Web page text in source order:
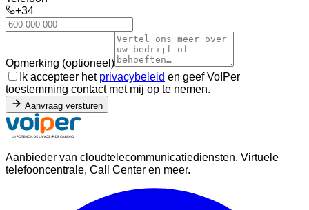
+34
Opmerking (optioneel)
Ik accepteer het privacybeleid en geef VoIPer
toestemming contact met mij op te nemen.
Aanvraag versturen
Aanbieder van cloudtelecommunicatiediensten. Virtuele
telefooncentrale, Call Center en meer.